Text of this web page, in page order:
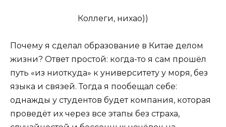
Коллеги, нихао))
Почему я сделал образование в Китае делом
жизни? Ответ простой: когда-то я сам прошёл
путь «из ниоткуда» к университету у моря, без
языка и связей. Тогда я пообещал себе:
однажды у студентов будет компания, которая
проведёт их через все этапы без страха,